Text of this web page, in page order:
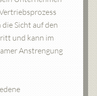
Sicht auf den
und kann im
Anstrengung